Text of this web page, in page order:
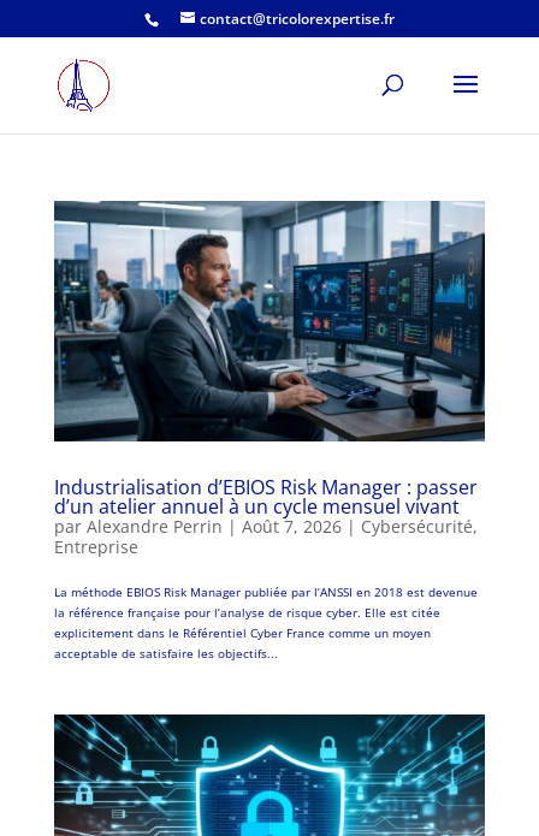
contact@tricolorexpertise.fr
Industrialisation d’EBIOS Risk Manager : passer
d’un atelier annuel à un cycle mensuel vivant
par Alexandre Perrin | Août 7, 2026| Cybersécurité,
Entreprise
La méthode EBIOS Risk Manager publiée par l’ANSSI en 2018 est devenue
la référence française pour l’analyse de risque cyber. Elle est citée
explicitement dans le Référentiel Cyber France comme un moyen
acceptable de satisfaire les objectifs...